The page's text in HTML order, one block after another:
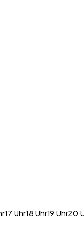
17 Uhr18 Uhr19 Uhr20